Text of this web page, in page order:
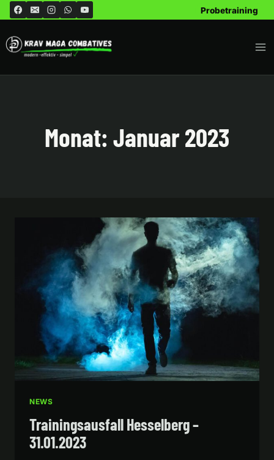
Zum
springen
Probetraining
Monat: Januar 2023
NEWS
Trainingsausfall Hesselberg –
31.01.2023